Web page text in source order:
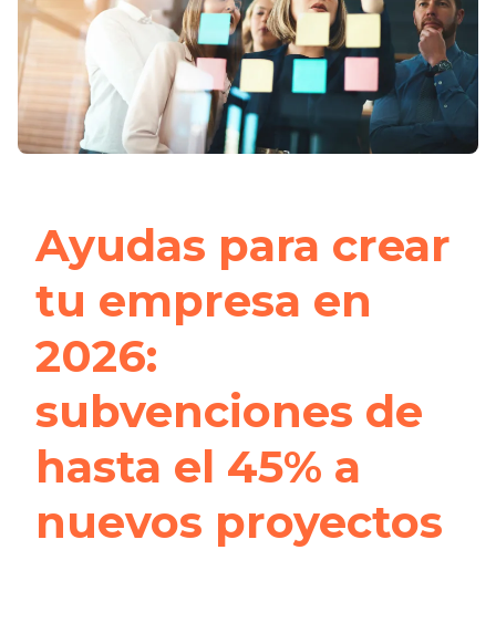
Ayudas para crear
tu empresa en
2026:
subvenciones de
hasta el 45% a
nuevos proyectos